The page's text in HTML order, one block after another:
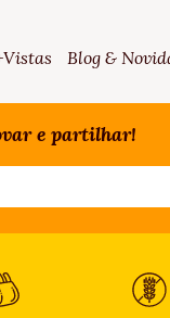
Blog &
e partilhar!